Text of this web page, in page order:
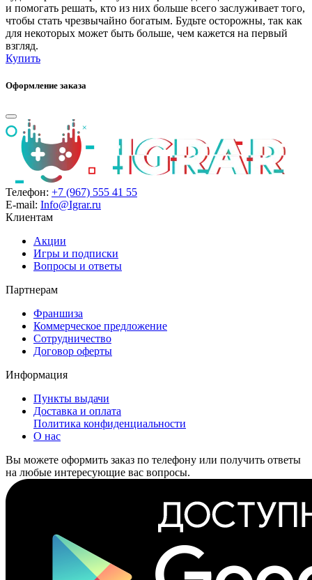
и помогать решать, кто из них больше всего заслуживает того,
чтобы стать чрезвычайно богатым. Будьте осторожны, так как
для некоторых может быть больше, чем кажется на первый
взгляд.
Купить
Оформление заказа
Телефон: +7 (967) 555 41 55
E-mail: Info@Igrar.ru
Клиентам
Акции
Игры и подписки
Вопросы и ответы
Партнерам
Франшиза
Коммерческое предложение
Сотрудничество
Договор оферты
Информация
Пункты выдачи
Доставка и оплата
Политика конфиденциальности
О нас
Вы можете оформить заказ по телефону или получить ответы
на любые интересующие вас вопросы.